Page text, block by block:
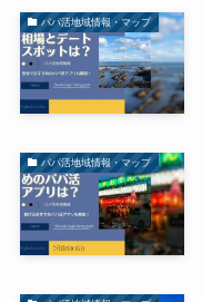
パパ活地域情報・マップ
パパ活地域情報・マップ